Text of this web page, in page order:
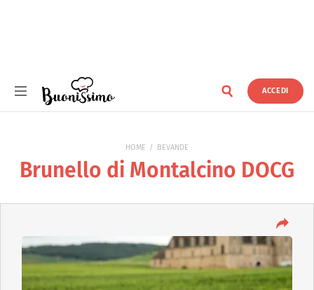
ACCEDI
HOME BEVANDE
Brunello di Montalcino DOCG